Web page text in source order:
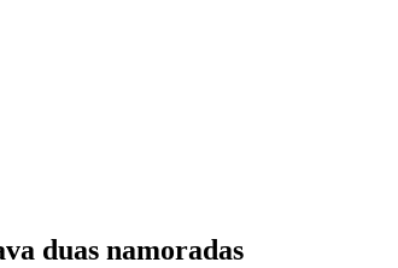
duas namoradas